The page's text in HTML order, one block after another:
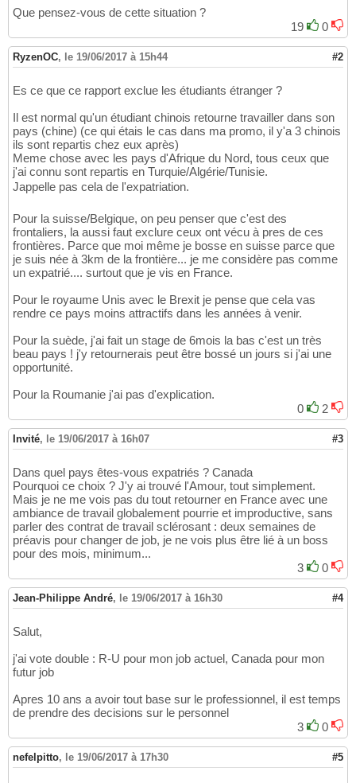
Que pensez-vous de cette situation ?
19
0
RyzenOC, le 19/06/2017 à 15h44 #2
Es ce que ce rapport exclue les étudiants étranger ?
Il est normal qu'un étudiant chinois retourne travailler dans son
pays (chine) (ce qui étais le cas dans ma promo, il y'a 3 chinois
ils sont repartis chez eux après)
Meme chose avec les pays d'Afrique du Nord, tous ceux que
j'ai connu sont repartis en Turquie/Algérie/Tunisie.
Jappelle pas cela de l'expatriation.
Pour la suisse/Belgique, on peu penser que c'est des
frontaliers, la aussi faut exclure ceux ont vécu à pres de ces
frontières. Parce que moi même je bosse en suisse parce que
je suis née à 3km de la frontière... je me considère pas comme
un expatrié.... surtout que je vis en France.
Pour le royaume Unis avec le Brexit je pense que cela vas
rendre ce pays moins attractifs dans les années à venir.
Pour la suède, j'ai fait un stage de 6mois la bas c'est un très
beau pays ! j'y retournerais peut être bossé un jours si j'ai une
opportunité.
Pour la Roumanie j'ai pas d'explication.
0
2
Invité, le 19/06/2017 à 16h07 #3
Dans quel pays êtes-vous expatriés ? Canada
Pourquoi ce choix ? J'y ai trouvé l'Amour, tout simplement.
Mais je ne me vois pas du tout retourner en France avec une
ambiance de travail globalement pourrie et improductive, sans
parler des contrat de travail sclérosant : deux semaines de
préavis pour changer de job, je ne vois plus être lié à un boss
pour des mois, minimum...
3
0
Jean-Philippe André, le 19/06/2017 à 16h30 #4
Salut,
j'ai vote double : R-U pour mon job actuel, Canada pour mon
futur job
Apres 10 ans a avoir tout base sur le professionnel, il est temps
de prendre des decisions sur le personnel
3
0
nefelpitto, le 19/06/2017 à 17h30 #5